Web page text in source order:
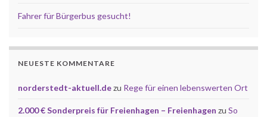
Fahrer für Bürgerbus gesucht!
NEUESTE KOMMENTARE
norderstedt-aktuell.dezu Rege für einen lebenswerten Ort
2.000 € Sonderpreis für Freienhagen – Freienhagen zu So